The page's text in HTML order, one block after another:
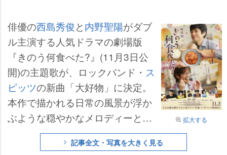
拡大する
俳優の西島秀俊と内野聖陽がダブ
ル主演する人気ドラマの劇場版
『きのう何食べた?』(11月3日公
開)の主題歌が、ロックバンド・ ス
ピッツの新曲「大好物」に決定。
本作で描かれる日常の風景が浮か
ぶような穏やかなメロディーと、
登場人物の繊細な心情を表すよう
な歌詞が心地よい楽曲を使用した
記事全文・写真を大きく見る